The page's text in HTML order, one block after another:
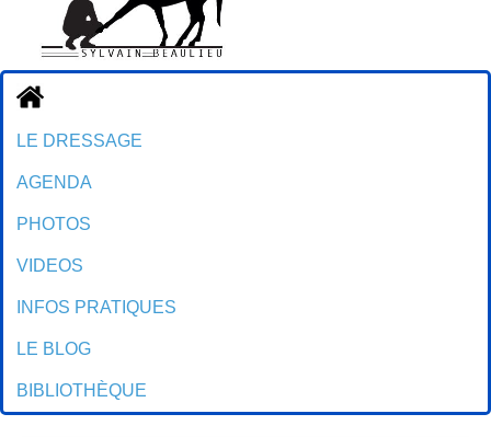
Accueil
LE DRESSAGE
AGENDA
PHOTOS
VIDEOS
INFOS PRATIQUES
LE BLOG
BIBLIOTHÈQUE